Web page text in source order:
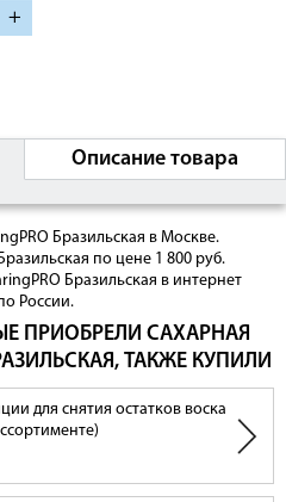
+
Описание товара
Бразильская в Москве.
по цене 1 800 руб.
Бразильская в интернет
России.
ПРИОБРЕЛИ САХАРНАЯ
ТАКЖЕ КУПИЛИ
для снятия остатков воска